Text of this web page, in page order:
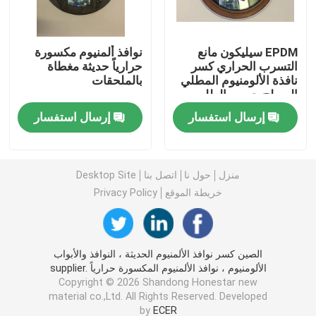
نافذة بابية UPVC
UPVC انزلاق النافذة
نافذة الألمنيوم العازلة للحرارة
أبواب الألمنيوم العازلة للحرارة
EPDM سيليكون مانع
التسرب الحراري كسر
نافذة الألومنيوم المطلي
السطح حسب الطلب
إرسال استفسار
نوافذ ألمنيوم مكسورة
حرارياً حديثة مغطاة
بالملحقات
إرسال استفسار
منزل حول نا اتصل بنا
Desktop Site
خريطة الموقع
Privacy Policy
الصين كسر نوافذ الألمنيوم الحديثة ، النوافذ والأبواب
الألومنيوم ، نوافذ الألمنيوم المكسورة حرارياً supplier.
Copyright © 2026 Shandong Honestar new
material co.,Ltd. All Rights Reserved. Developed
by ECER